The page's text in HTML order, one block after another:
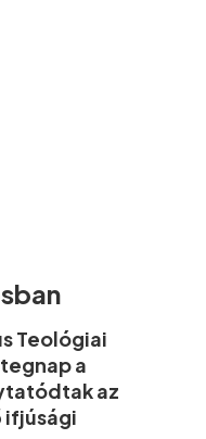
Teológiai
a
az
ifjúsági